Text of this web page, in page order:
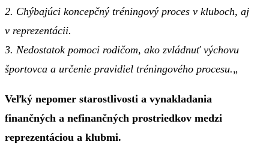
2. Chýbajúci koncepčný tréningový proces v kluboch, aj
v reprezentácii.
3. Nedostatok pomoci rodičom, ako zvládnuť výchovu
športovca a určenie pravidiel tréningového procesu.„
Veľký nepomer starostlivosti a vynakladania
finančných a nefinančných prostriedkov medzi
reprezentáciou a klubmi.